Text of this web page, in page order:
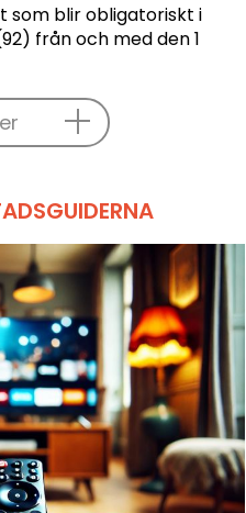
som blir obligatoriskt i
från och med den 1